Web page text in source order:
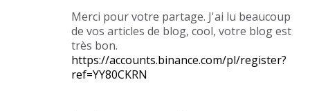
Merci pour votre partage. J'ai lu beaucoup
de vos articles de blog, cool, votre blog est
très bon.
https://accounts.binance.com/pl/register?
ref=YY80CKRN